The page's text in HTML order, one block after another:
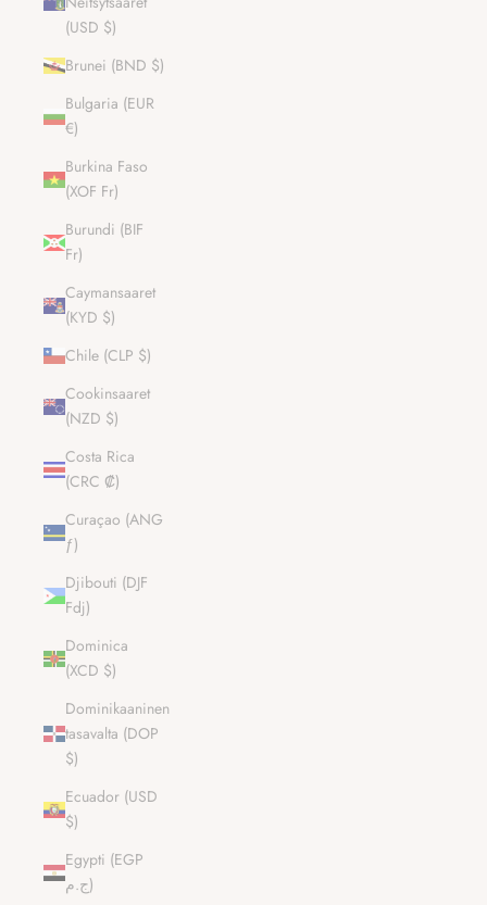
(USD $)
Brunei (BND $)
Bulgaria (EUR
€)
Burkina Faso
(XOF Fr)
Burundi (BIF
Fr)
Caymansaaret
(KYD $)
Chile (CLP $)
Cookinsaaret
(NZD $)
Costa Rica
(CRC ₡)
Curaçao (ANG
ƒ)
Djibouti (DJF
Fdj)
Dominica
(XCD $)
Dominikaaninen
tasavalta (DOP
$)
Ecuador (USD
$)
Egypti (EGP
ج.م)